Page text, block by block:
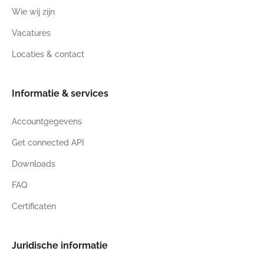
Wie wij zijn
Vacatures
Locaties & contact
Informatie & services
Accountgegevens
Get connected API
Downloads
FAQ
Certificaten
Juridische informatie